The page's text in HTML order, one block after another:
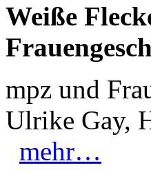
Weiße
mpz und
Ulrike Gay,
mehr…